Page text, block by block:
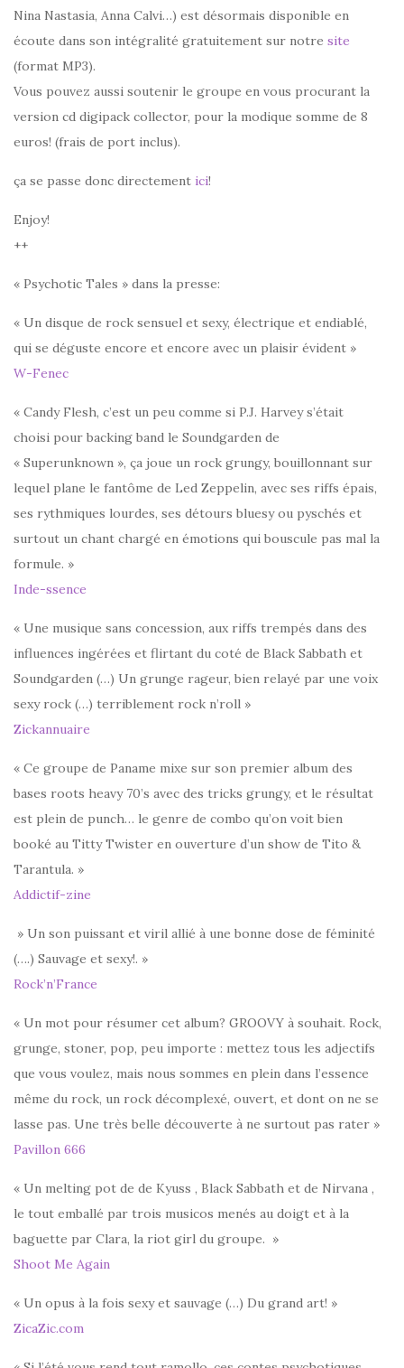
Nina Nastasia, Anna Calvi…) est désormais disponible en
écoute dans son intégralité gratuitement sur notre site
(format MP3).
Vous pouvez aussi soutenir le groupe en vous procurant la
version cd digipack collector, pour la modique somme de 8
euros! (frais de port inclus).
ça se passe donc directement ici!
Enjoy!
++
« Psychotic Tales » dans la presse:
« Un disque de rock sensuel et sexy, électrique et endiablé,
qui se déguste encore et encore avec un plaisir évident »
W-Fenec
« Candy Flesh, c’est un peu comme si P.J. Harvey s’était
choisi pour backing band le Soundgarden de
« Superunknown », ça joue un rock grungy, bouillonnant sur
lequel plane le fantôme de Led Zeppelin, avec ses riffs épais,
ses rythmiques lourdes, ses détours bluesy ou pyschés et
surtout un chant chargé en émotions qui bouscule pas mal la
formule. »
Inde-ssence
« Une musique sans concession, aux riffs trempés dans des
influences ingérées et flirtant du coté de Black Sabbath et
Soundgarden (…) Un grunge rageur, bien relayé par une voix
sexy rock (…) terriblement rock n’roll »
Zickannuaire
« Ce groupe de Paname mixe sur son premier album des
bases roots heavy 70’s avec des tricks grungy, et le résultat
est plein de punch… le genre de combo qu’on voit bien
booké au Titty Twister en ouverture d’un show de Tito &
Tarantula. »
Addictif-zine
» Un son puissant et viril allié à une bonne dose de féminité
(….) Sauvage et sexy!. »
Rock’n’France
« Un mot pour résumer cet album? GROOVY à souhait. Rock,
grunge, stoner, pop, peu importe : mettez tous les adjectifs
que vous voulez, mais nous sommes en plein dans l’essence
même du rock, un rock décomplexé, ouvert, et dont on ne se
lasse pas. Une très belle découverte à ne surtout pas rater »
Pavillon 666
« Un melting pot de de Kyuss , Black Sabbath et de Nirvana ,
le tout emballé par trois musicos menés au doigt et à la
baguette par Clara, la riot girl du groupe. »
Shoot Me Again
« Un opus à la fois sexy et sauvage (…) Du grand art! »
ZicaZic.com